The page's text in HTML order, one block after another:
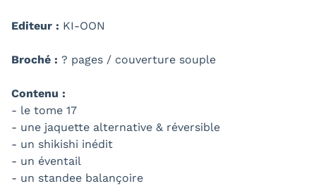
Editeur : KI-OON
Broché : ? pages / couverture souple
Contenu :
- le tome 17
- une jaquette alternative & réversible
- un shikishi inédit
- un éventail
- un standee balançoire